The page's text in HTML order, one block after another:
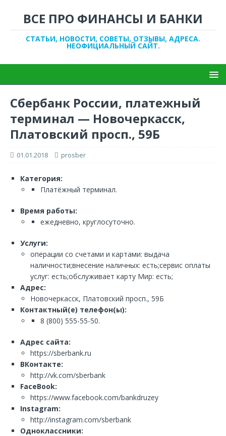
ВСЕ ПРО ФИНАНСЫ И БАНКИ
СТАТЬИ, НОВОСТИ, СОВЕТЫ, ОТЗЫВЫ, АДРЕСА.
НЕОФИЦИАЛЬНЫЙ САЙТ.
Сбербанк России, платежный
терминал — Новочеркасск,
Платовский просп., 59Б
01.01.2018 prosber
Категория:
Платёжный терминал.
Время работы:
ежедневно, круглосуточно.
Услуги:
операции со счетами и картами: выдача
наличности;внесение наличных: есть;сервис оплаты
услуг: есть;обслуживает карту Мир: есть;
Адрес:
Новочеркасск, Платовский просп., 59Б
Контактный(е) телефон(ы):
8 (800) 555-55-50.
Адрес сайта:
https://sberbank.ru
ВКонтакте:
http://vk.com/sberbank
FaceBook:
https://www.facebook.com/bankdruzey
Instagram:
http://instagram.com/sberbank
Одноклассники: